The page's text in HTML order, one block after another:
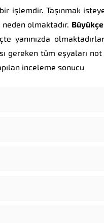
işlemdir. Taşınmak
neden olmaktadır.
yanınızda
gereken tüm eşyaları
inceleme sonucu